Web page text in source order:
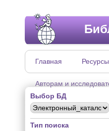
Главная
Авторам и
Выбор БД
Тип поиска